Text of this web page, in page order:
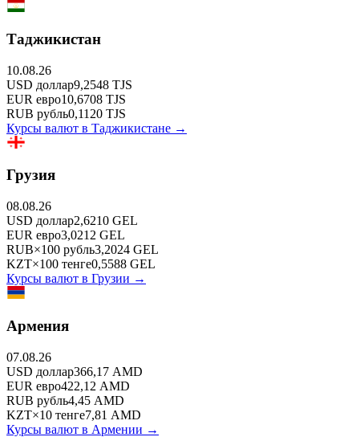
Таджикистан
10.08.26
USD доллар9,2548 TJS
EUR евро10,6708 TJS
RUB рубль0,1120 TJS
Курсы валют в Таджикистане →
Грузия
08.08.26
USD доллар2,6210 GEL
EUR евро3,0212 GEL
RUB×100 рубль3,2024 GEL
KZT×100 тенге0,5588 GEL
Курсы валют в Грузии →
Армения
07.08.26
USD доллар366,17 AMD
EUR евро422,12 AMD
RUB рубль4,45 AMD
KZT×10 тенге7,81 AMD
Курсы валют в Армении →